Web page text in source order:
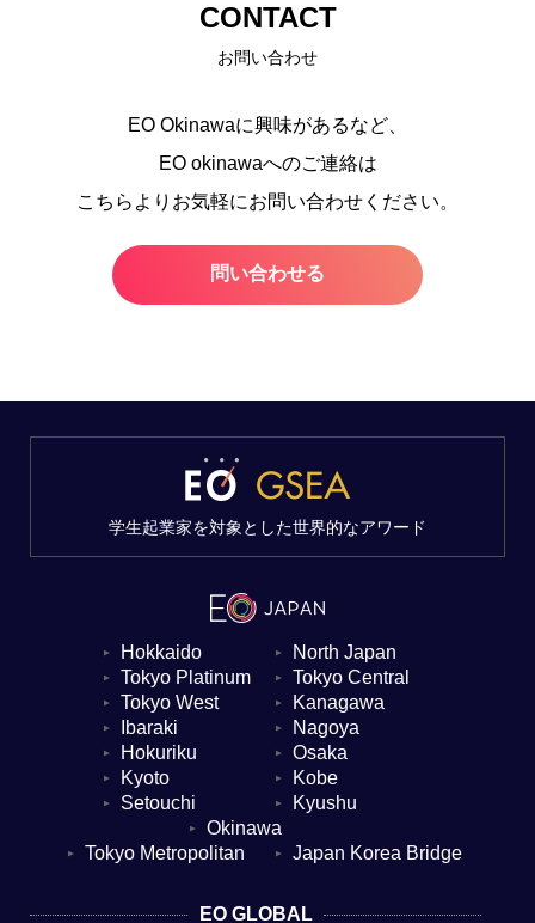
CONTACT
お問い合わせ
EO Okinawaに興味があるなど、
EO okinawaへのご連絡は
こちらよりお気軽にお問い合わせください。
問い合わせる
▼ Hokkaido ▼ North Japan
▼ Tokyo Platinum ▼ Tokyo Central
▼ Tokyo West ▼ Kanagawa
▼ Ibaraki ▼ Nagoya
▼ Hokuriku ▼ Osaka
▼ Kyoto ▼ Kobe
▼ Setouchi ▼ Kyushu
▼ Okinawa
▼ Tokyo Metropolitan ▼ Japan Korea Bridge
EO GLOBAL
学生起業家を対象とした世界的なアワード